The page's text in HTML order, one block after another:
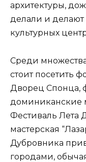
архитектуры,
делали и
культурных
Среди
стоит посетить
Дворец Спонца,
доминиканские
Фестиваль Лета
мастерская
Дубровника
городами,